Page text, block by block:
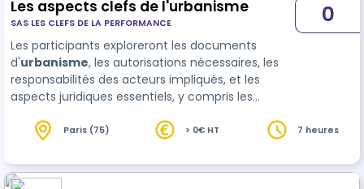
Les aspects clefs de l'urbanisme
SAS LES CLEFS DE LA PERFORMANCE
Les participants exploreront les documents
d'urbanisme, les autorisations nécessaires, les
responsabilités des acteurs impliqués, et les
aspects juridiques essentiels, y compris les
0
Paris (75) > 0€ HT 7 heures